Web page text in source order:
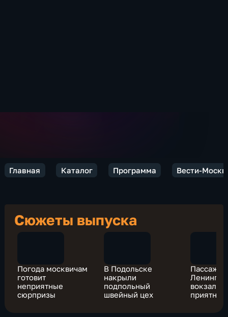
Главная Каталог Программа Вести-
Сюжеты выпуска
Погода москвичам
готовит
неприятные
сюрпризы
В Подольске
накрыли
подпольный
швейный цех
вокзала